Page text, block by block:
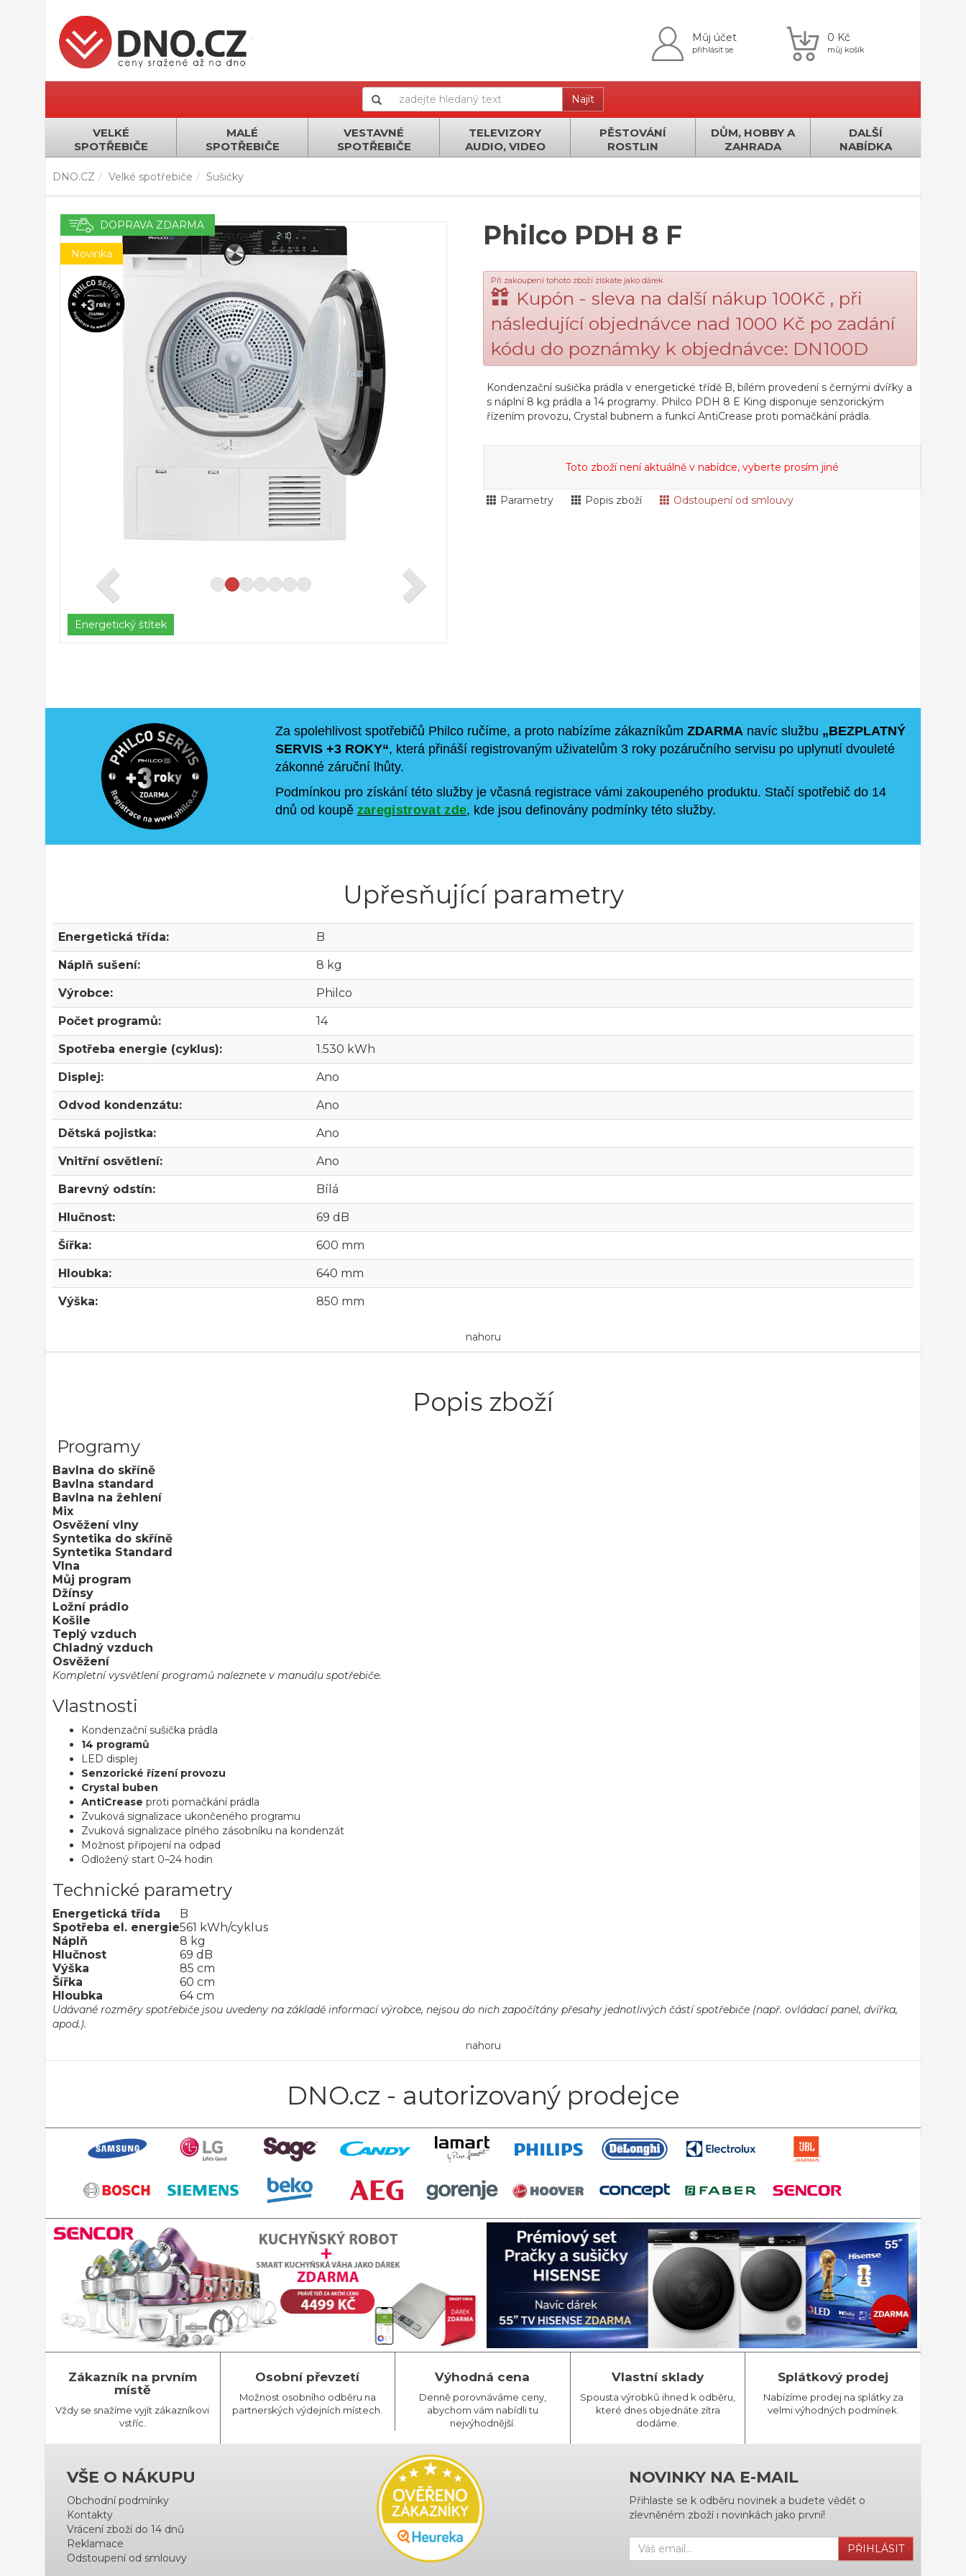
Můj účet
přihlásit se
0 Kč
můj košík
Najít
VELKÉ
SPOTŘEBIČE
MALÉ
SPOTŘEBIČE
VESTAVNÉ
SPOTŘEBIČE
TELEVIZORY
AUDIO, VIDEO
PĚSTOVÁNÍ
ROSTLIN
DŮM, HOBBY A
ZAHRADA
DALŠÍ
NABÍDKA
DNO.CZ Velké spotřebiče Sušičky
DOPRAVA ZDARMA
Novinka
Energetický štítek
Philco PDH 8 F
Při zakoupení tohoto zboží získáte jako dárek
Kupón - sleva na další nákup 100Kč , při
následující objednávce nad 1000 Kč po zadání
kódu do poznámky k objednávce: DN100D
Kondenzační sušička prádla v energetické třídě B, bílém provedení s černými dvířky a
s náplní 8 kg prádla a 14 programy. Philco PDH 8 E King disponuje senzorickým
řízením provozu, Crystal bubnem a funkcí AntiCrease proti pomačkání prádla.
Toto zboží není aktuálně v nabídce, vyberte prosím jiné
Parametry Popis zboží Odstoupení od smlouvy
Za spolehlivost spotřebičů Philco ručíme, a proto nabízíme zákazníkům ZDARMA navíc službu „BEZPLATNÝ
SERVIS +3 ROKY“, která přináší registrovaným uživatelům 3 roky pozáručního servisu po uplynutí dvouleté
zákonné záruční lhůty.
Podmínkou pro získání této služby je včasná registrace vámi zakoupeného produktu. Stačí spotřebič do 14
dnů od koupě zaregistrovat zde, kde jsou definovány podmínky této služby.
Upřesňující parametry
Energetická třída: B
Náplň sušení: 8 kg
Výrobce: Philco
Počet programů: 14
Spotřeba energie (cyklus): 1.530 kWh
Displej: Ano
Odvod kondenzátu: Ano
Dětská pojistka: Ano
Vnitřní osvětlení: Ano
Barevný odstín: Bílá
Hlučnost: 69 dB
Šířka: 600 mm
Hloubka: 640 mm
Výška: 850 mm
nahoru
Popis zboží
Programy
Bavlna do skříně
Bavlna standard
Bavlna na žehlení
Mix
Osvěžení vlny
Syntetika do skříně
Syntetika Standard
Vlna
Můj program
Džínsy
Ložní prádlo
Košile
Teplý vzduch
Chladný vzduch
Osvěžení
Kompletní vysvětlení programů naleznete v manuálu spotřebiče.
Vlastnosti
Kondenzační sušička prádla
14 programů
LED displej
Senzorické řízení provozu
Crystal buben
AntiCrease proti pomačkání prádla
Zvuková signalizace ukončeného programu
Zvuková signalizace plného zásobníku na kondenzát
Možnost připojení na odpad
Odložený start 0–24 hodin
Technické parametry
Energetická třída
B
Spotřeba el. energie561 kWh/cyklus
Náplň
8 kg
Hlučnost
69 dB
Výška
85 cm
Šířka
60 cm
Hloubka
64 cm
Udávané rozměry spotřebiče jsou uvedeny na základě informací výrobce, nejsou do nich započítány přesahy jednotlivých částí spotřebiče (např. ovládací panel, dvířka,
apod.).
nahoru
DNO.cz - autorizovaný prodejce
Zákazník na prvním
místě
Vždy se snažíme vyjít zákazníkovi
vstříc.
Osobní převzetí
Možnost osobního odběru na
partnerských výdejních místech.
Výhodná cena
Denně porovnáváme ceny,
abychom vám nabídli tu
nejvýhodnější.
Vlastní sklady
Spousta výrobků ihned k odběru,
které dnes objednáte zítra
dodáme.
Splátkový prodej
Nabízíme prodej na splátky za
velmi výhodných podmínek.
VŠE O NÁKUPU
Obchodní podmínky
Kontakty
Vrácení zboží do 14 dnů
Reklamace
Odstoupení od smlouvy
NOVINKY NA E-MAIL
Přihlaste se k odběru novinek a budete vědět o
zlevněném zboží i novinkách jako první!
PŘIHLÁSIT